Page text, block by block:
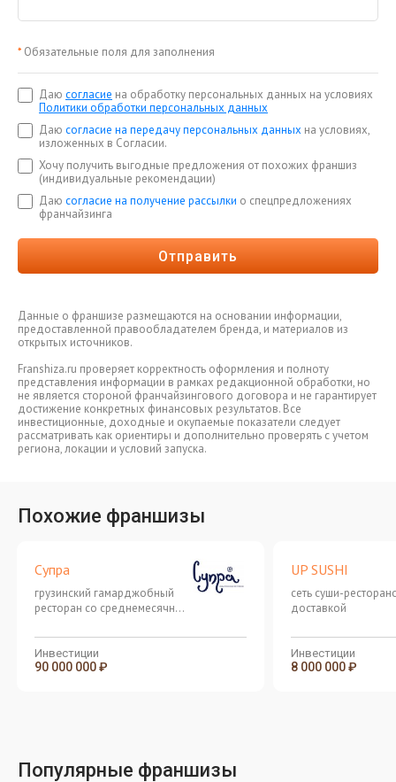
* Обязательные поля для заполнения
Даю согласие на обработку персональных данных на условиях
Политики обработки персональных данных
Даю согласие на передачу персональных данных на условиях,
изложенных в Согласии.
Хочу получить выгодные предложения от похожих франшиз
(индивидуальные рекомендации)
Даю согласие на получение рассылки о спецпредложениях
франчайзинга
Отправить
Данные о франшизе размещаются на основании информации,
предоставленной правообладателем бренда, и материалов из
открытых источников.
Franshiza.ru проверяет корректность оформления и полноту
представления информации в рамках редакционной обработки, но
не является стороной франчайзингового договора и не гарантирует
достижение конкретных финансовых результатов. Все
инвестиционные, доходные и окупаемые показатели следует
рассматривать как ориентиры и дополнительно проверять с учетом
региона, локации и условий запуска.
Похожие франшизы
Супра
грузинский гамарджобный
ресторан со среднемесячным
Инвестиции
90 000 000 ₽
UP SUSHI
сеть суши-
доставкой
Инвестиции
8 000 000 ₽
Популярные франшизы